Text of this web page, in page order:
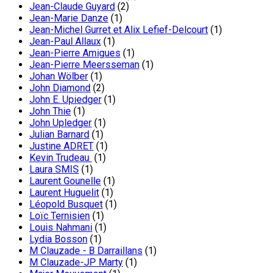
Jean-Claude Guyard (2)
Jean-Marie Danze (1)
Jean-Michel Gurret et Alix Lefief-Delcourt (1)
Jean-Paul Allaux (1)
Jean-Pierre Amigues (1)
Jean-Pierre Meersseman (1)
Johan Wölber (1)
John Diamond (2)
John E. Upiedger (1)
John Thie (1)
John Upledger (1)
Julian Barnard (1)
Justine ADRET (1)
Kevin Trudeau (1)
Laura SMIS (1)
Laurent Gounelle (1)
Laurent Huguelit (1)
Léopold Busquet (1)
Loïc Ternisien (1)
Louis Nahmani (1)
Lydia Bosson (1)
M Clauzade - B Darraillans (1)
M Clauzade-JP Marty (1)